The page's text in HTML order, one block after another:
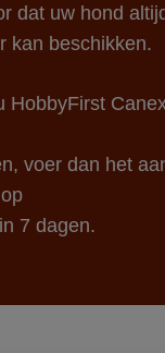
dat uw hond
HobbyFirst
7 dagen.